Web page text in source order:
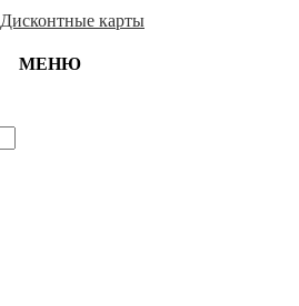
Дисконтные карты
МЕНЮ